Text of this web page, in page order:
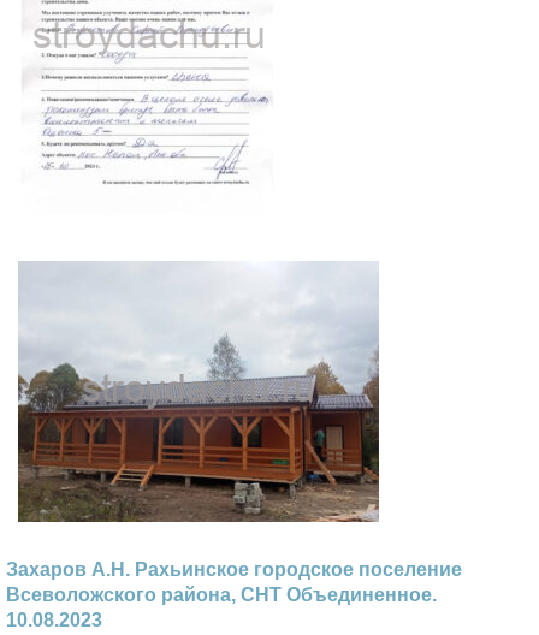
Захаров А.Н. Рахьинское городское поселение
Всеволожского района, СНТ Объединенное.
10.08.2023